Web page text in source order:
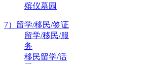
殡仪墓园
7）留学/移民/签证
留学/移民/服
务
移民留学/话